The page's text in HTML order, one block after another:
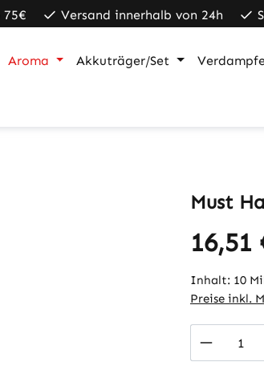
75€ Versand innerhalb von 24h
Aroma Akkuträger/Set
Must
Regulärer
16,51
Inhalt: 10
Preise inkl.